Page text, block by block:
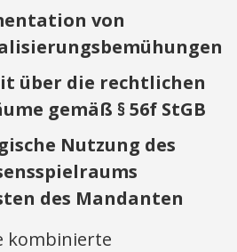
von
über die rechtlichen
gemäß § 56f StGB
Nutzung des
des Mandanten
kombinierte